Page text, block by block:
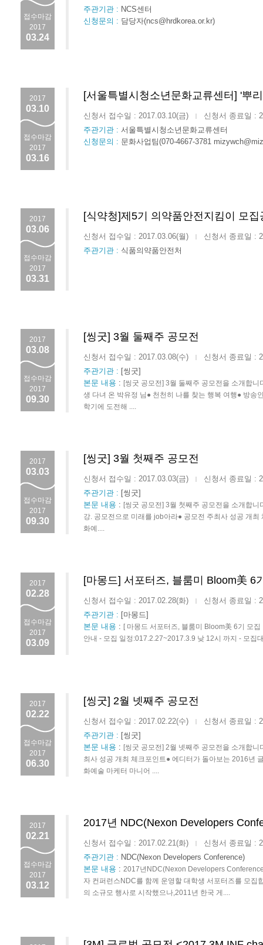
접수마감
2017
03.24
주관기관 : NCS센터
신청문의 : 담당자(ncs@hrdkorea.or.kr)
2017
03.10
접수마감
2017
03.16
[서울특별시청소년문화교류센터] '뿌
신청서 접수일 : 2017.03.10(금) |
신청서 종료일 :
주관기관 : 서울특별시청소년문화교류센터
신청문의 : 문화사업팀(070-4667-3781
2017
03.06
접수마감
2017
03.31
[식약청]제5기 의약품안전지킴이 모집
신청서 접수일 : 2017.03.06(월) |
신청서 종료일 :
주관기관 : 식품의약품안전처
2017
03.08
접수마감
2017
09.30
[씽굿] 3월 둘째주 공모전
신청서 접수일 : 2017.03.08(수) |
신청서 종료일 :
주관기관 : [씽굿]
본문 내용 : [씽굿 공모전] 3월 둘째주 공모전을 소개합
생 다녀 온 박유정 님● 천천히 나를 찾는 행복 여행● 방송
학기에 도전해 ....
2017
03.03
접수마감
2017
09.30
[씽굿] 3월 첫째주 공모전
신청서 접수일 : 2017.03.03(금) |
신청서 종료일 :
주관기관 : [씽굿]
본문 내용 : [씽굿 공모전] 3월 첫째주 공모전을 소개합
강. 공모전으로 미래를 job아라● 공모전 주최사 성공 개
화예....
2017
02.28
접수마감
2017
03.09
[마몽드] 서포터즈, 블룸미 Bloom美 6
신청서 접수일 : 2017.02.28(화) |
신청서 종료일 :
주관기관 : [마몽드]
본문 내용 : [ 마몽드 서포터즈, 블룸미 Bloom美 6기 모
안내 - 모집 일정:017.2.27~2017.3.9 낮 12시 까지 - 모집
2017
02.22
접수마감
2017
06.30
[씽굿] 2월 넷째주 공모전
신청서 접수일 : 2017.02.22(수) |
신청서 종료일 :
주관기관 : [씽굿]
본문 내용 : [씽굿 공모전] 2월 넷째주 공모전을 소개합
최사 성공 개최 체크포인트● 에디터가 돌아보는 2016년
화예술 마케터 마니어 ....
2017
02.21
접수마감
2017
03.12
2017년 NDC(Nexon Developers
신청서 접수일 : 2017.02.21(화) |
신청서 종료일 :
주관기관 : NDC(Nexon Developers Conference)
본문 내용 : 2017년NDC(Nexon Developers
자 컨퍼런스NDC를 함께 운영할 대학생 서포터즈를 모
의 소규모 행사로 시작했으나,2011년 한국 게....